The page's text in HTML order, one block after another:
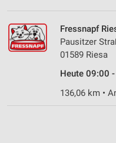
Fressnapf
Pausitzer
01589 Riesa
Heute 09:00
136,06 km •